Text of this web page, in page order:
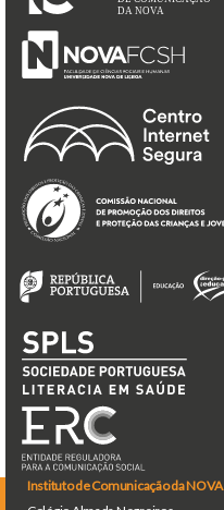
Instituto de Comunicação da NOVA